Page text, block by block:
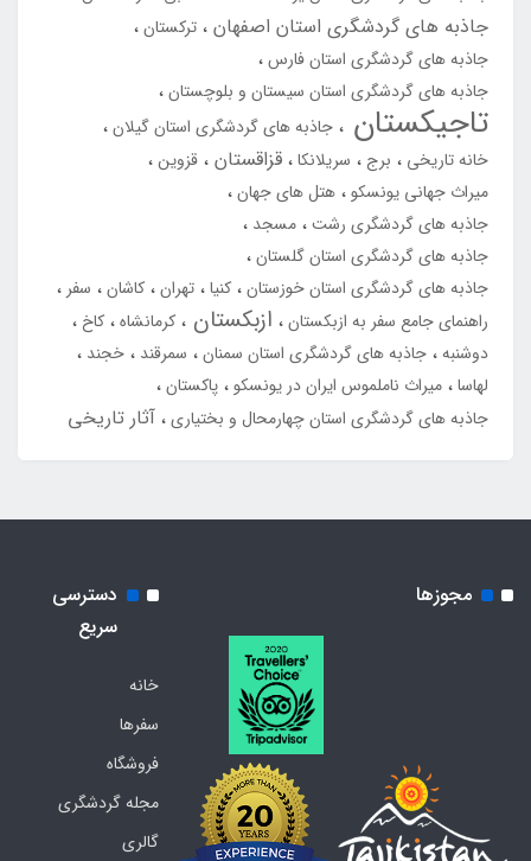
جاذبه های گردشگری استان اصفهان
ترکستان
جاذبه های گردشگری استان فارس
جاذبه های گردشگری استان سیستان و بلوچستان
تاجیکستان
جاذبه های گردشگری استان گیلان
خانه تاریخی
برج سریلانکا قزاقستان
قزوین
میراث جهانی یونسکو هتل های جهان
جاذبه های گردشگری رشت مسجد
جاذبه های گردشگری استان گلستان
جاذبه های گردشگری استان خوزستان کنیا تهران کاشان
سفر
راهنمای جامع سفر به ازبکستان
ازبکستان کرمانشاه کاخ
دوشنبه جاذبه های گردشگری استان سمنان سمرقند
خجند
لهاسا میراث ناملموس ایران در یونسکو پاکستان
جاذبه های گردشگری استان چهارمحال و بختیاری آثار تاریخی
مجوزها
دسترسی
سریع
خانه
سفرها
فروشگاه
مجله گردشگری
گالری